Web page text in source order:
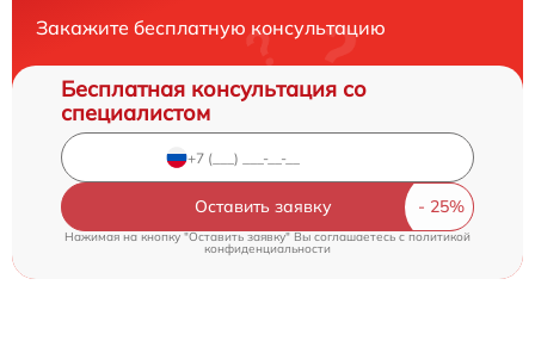
Закажите бесплатную консультацию
Бесплатная консультация со
специалистом
Оставить заявку
Нажимая на кнопку "Оставить заявку" Вы соглашаетесь c политикой
конфиденциальности